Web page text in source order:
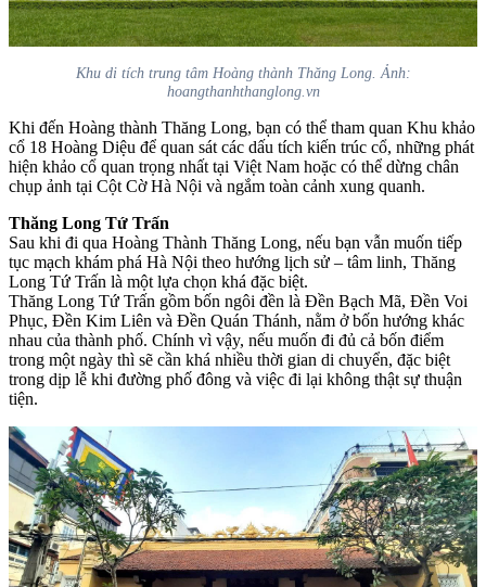
Khu di tích trung tâm Hoàng thành Thăng Long. Ảnh:
hoangthanhthanglong.vn
Khi đến Hoàng thành Thăng Long, bạn có thể tham quan Khu khảo
cổ 18 Hoàng Diệu để quan sát các dấu tích kiến trúc cổ, những phát
hiện khảo cổ quan trọng nhất tại Việt Nam hoặc có thể dừng chân
chụp ảnh tại Cột Cờ Hà Nội và ngắm toàn cảnh xung quanh.
Thăng Long Tứ Trấn
Sau khi đi qua Hoàng Thành Thăng Long, nếu bạn vẫn muốn tiếp
tục mạch khám phá Hà Nội theo hướng lịch sử – tâm linh, Thăng
Long Tứ Trấn là một lựa chọn khá đặc biệt.
Thăng Long Tứ Trấn gồm bốn ngôi đền là Đền Bạch Mã, Đền Voi
Phục, Đền Kim Liên và Đền Quán Thánh, nằm ở bốn hướng khác
nhau của thành phố. Chính vì vậy, nếu muốn đi đủ cả bốn điểm
trong một ngày thì sẽ cần khá nhiều thời gian di chuyển, đặc biệt
trong dịp lễ khi đường phố đông và việc đi lại không thật sự thuận
tiện.